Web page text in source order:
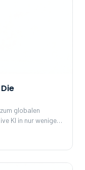
globalen
KI in nur wenigen
hat.